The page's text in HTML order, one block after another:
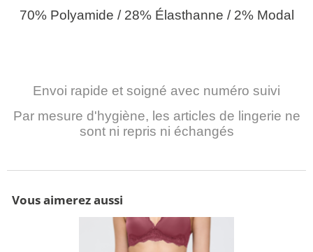
70% Polyamide / 28% Élasthanne / 2% Modal
Envoi rapide et soigné avec numéro suivi
Par mesure d'hygiène, les articles de lingerie ne
sont ni repris ni échangés
Vous aimerez aussi